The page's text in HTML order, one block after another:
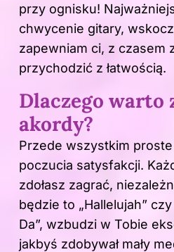
przy ognisku!
chwycenie gitary,
zapewniam ci, z czasem
przychodzić z łatwością.
Dlaczego warto
akordy?
Przede wszystkim
poczucia satysfakcji.
zdołasz zagrać,
będzie to „Hallelujah”
Da”, wzbudzi w Tobie
jakbyś zdobywał mały